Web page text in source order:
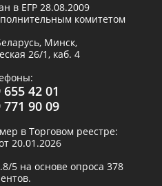
в ЕГР 28.08.2009
комитетом
Минск,
26/1, каб. 4
42 01
771 90 09
в Торговом реестре:
20.01.2026
/5 на основе опроса 378